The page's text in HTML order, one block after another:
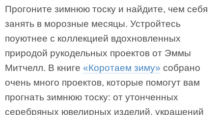
Прогоните зимнюю тоску и найдите, чем себя
занять в морозные месяцы. Устройтесь
поуютнее с коллекцией вдохновленных
природой рукодельных проектов от Эммы
Митчелл. В книге «Коротаем зиму» собрано
очень много проектов, которые помогут вам
прогнать зимнюю тоску: от утонченных
серебряных ювелирных изделий, украшений